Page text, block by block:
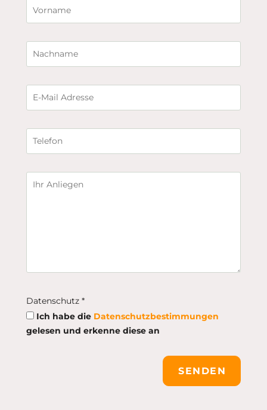
Datenschutz *
Ich habe die Datenschutzbestimmungen
gelesen und erkenne diese an
SENDEN